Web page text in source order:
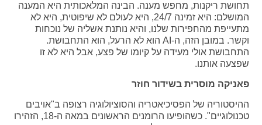
תחושת ריקנות, מחפש מענה. הבינה המלאכותית היא המענה
המושלם: היא זמינה 24/7, היא לעולם לא שיפוטית, היא לא
מתעייפת מהחפירות שלנו, והיא נותנת אשליה של נוכחות
וקשר. במובן הזה, ה-AI הוא לא הרעל, הוא התחבושת.
התחבושת אולי מעידה על קיומו של פצע, אבל היא לא זו
שפצעה אותנו.
פאניקה מוסרית בשידור חוזר
ההיסטוריה של הפסיכיאטריה והסוציולוגיה רצופה ב"אויבים
טכנולוגיים". כשהופיעו הרומנים הראשונים במאה ה-18, הזהירו